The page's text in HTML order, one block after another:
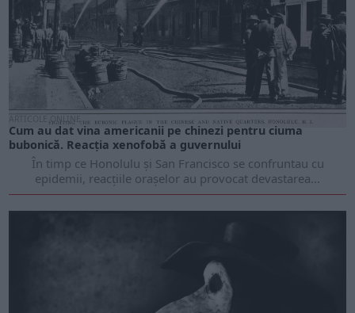
ARTICOLE ONLINE
Cum au dat vina americanii pe chinezi pentru ciuma
bubonică. Reacția xenofobă a guvernului
În timp ce Honolulu și San Francisco se confruntau cu
epidemii, reacțiile orașelor au provocat devastarea...